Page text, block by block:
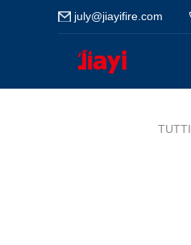
july@jiayifire.com
TUTTI